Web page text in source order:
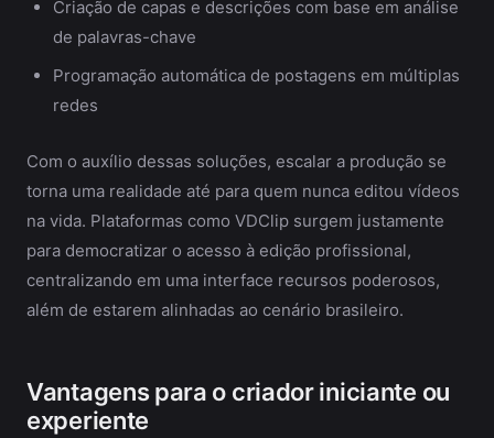
Criação de capas e descrições com base em análise
de palavras-chave
Programação automática de postagens em múltiplas
redes
Com o auxílio dessas soluções, escalar a produção se
torna uma realidade até para quem nunca editou vídeos
na vida. Plataformas como VDClip surgem justamente
para democratizar o acesso à edição profissional,
centralizando em uma interface recursos poderosos,
além de estarem alinhadas ao cenário brasileiro.
Vantagens para o criador iniciante ou
experiente